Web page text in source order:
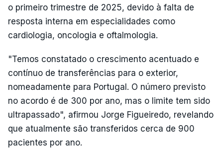
o primeiro trimestre de 2025, devido à falta de
resposta interna em especialidades como
cardiologia, oncologia e oftalmologia.
"Temos constatado o crescimento acentuado e
contínuo de transferências para o exterior,
nomeadamente para Portugal. O número previsto
no acordo é de 300 por ano, mas o limite tem sido
ultrapassado", afirmou Jorge Figueiredo, revelando
que atualmente são transferidos cerca de 900
pacientes por ano.